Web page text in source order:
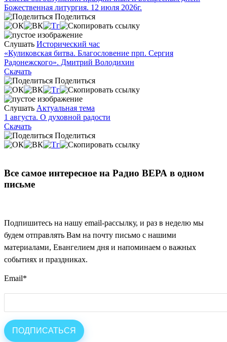
Божественная литургия. 12 июля 2026г.
Поделиться
Слушать Исторический час
«Куликовская битва. Благословение прп. Сергия
Радонежского». Дмитрий Володихин
Скачать
Поделиться
Слушать Актуальная тема
1 августа. О духовной радости
Скачать
Поделиться
Все самое интересное на Радио ВЕРА в одном
письме
Подпишитесь на нашу email-рассылку, и раз в неделю мы
будем отправлять Вам на почту письмо с нашими
материалами, Евангелием дня и напоминаем о важных
событиях и праздниках.
Email*